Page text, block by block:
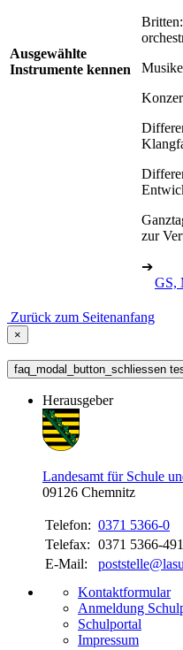
Ausgewählte
Instrumente kennen
zur
➔
GS,
Zurück zum Seitenanfang
×
faq_modal_button_schliessen
Herausgeber
Landesamt für Schule
09126 Chemnitz
Telefon: 0371 5366-0
Telefax: 0371 5366-491
E-Mail:
Kontaktformular
Anmeldung
Schulportal
Impressum